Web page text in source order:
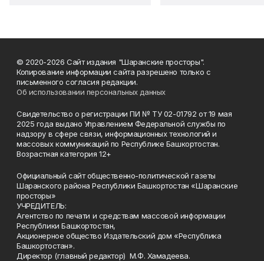
© 2020-2026 Сайт издания "Шаранские просторы".
Копирование информации сайта разрешено только с
письменного согласия редакции.
Об использовании персональных данных
Свидетельство о регистрации ПИ № ТУ 02-01792 от 19 мая
2025 года выдано Управлением Федеральной службы по
надзору в сфере связи, информационных технологий и
массовых коммуникаций по Республике Башкортостан.
Возрастная категория 12+
Официальный сайт общественно-политической газеты
Шаранского района Республики Башкортостан «Шаранские
просторы»
УЧРЕДИТЕЛЬ:
Агентство по печати и средствам массовой информации
Республики Башкортостан,
Акционерное общество Издательский дом «Республика
Башкортостан».
Директор (главный редактор) М.Ф. Хамадеева.